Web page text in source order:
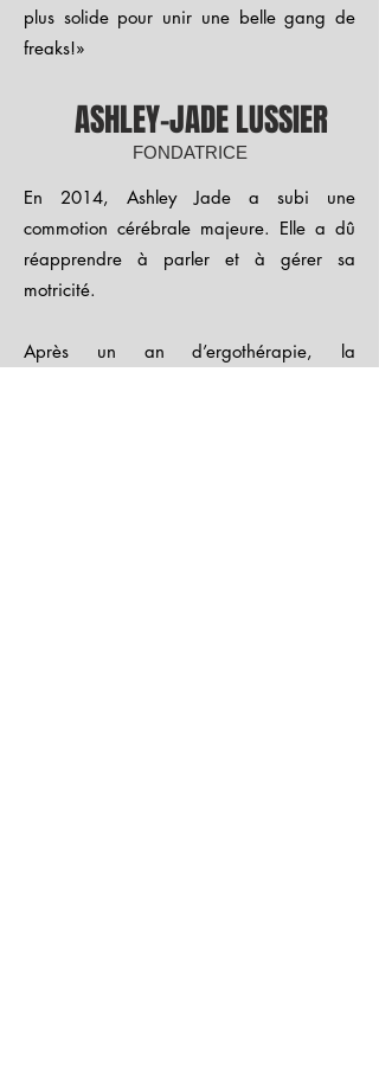
plus solide pour unir une belle gang de
freaks!»
ASHLEY-JADE LUSSIER
FONDATRICE
En 2014, Ashley Jade a subi une
commotion cérébrale majeure. Elle a dû
réapprendre à parler et à gérer sa
motricité.
Après un an d’ergothérapie, la